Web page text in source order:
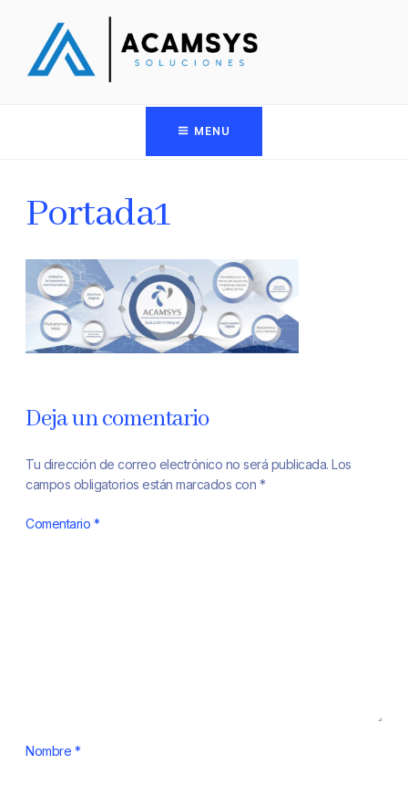
MENU
Portada1
Deja un comentario
Tu dirección de correo electrónico no será publicada. Los
campos obligatorios están marcados con *
Comentario *
Nombre *